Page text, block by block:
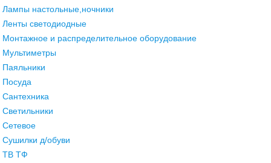
Лампы настольные,ночники
Ленты светодиодные
Монтажное и распределительное оборудование
Мультиметры
Паяльники
Посуда
Сантехника
Светильники
Сетевое
Сушилки д/обуви
ТВ ТФ